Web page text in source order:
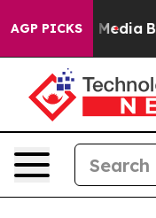
AGP PICKS
Media Big